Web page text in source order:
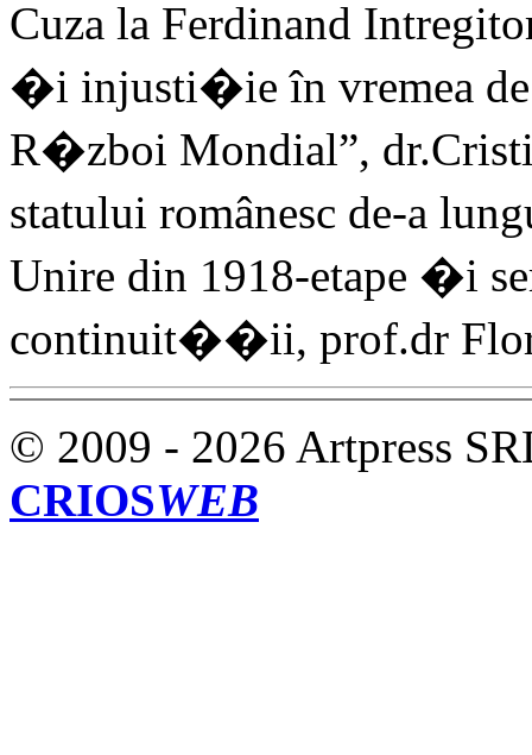
Cuza la Ferdinand
�i injusti�ie în vremea
R�zboi Mondial”,
statului românesc de-a
Unire din 1918-etape �i
continuit��ii, prof.dr
© 2009 - 2026 Artpress
CRIOSWEB